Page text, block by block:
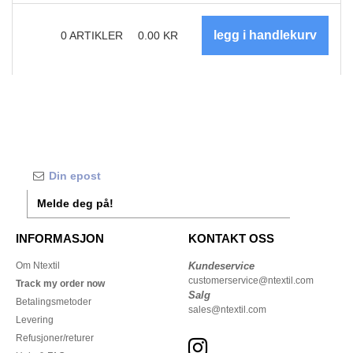
0ARTIKLER 0.00 KR
Melde deg på!
INFORMASJON
Om Ntextil
Track my order now
Betalingsmetoder
Levering
Refusjoner/returer
KONTAKT OSS
Kundeservice
customerservice@ntextil.com
Salg
sales@ntextil.com